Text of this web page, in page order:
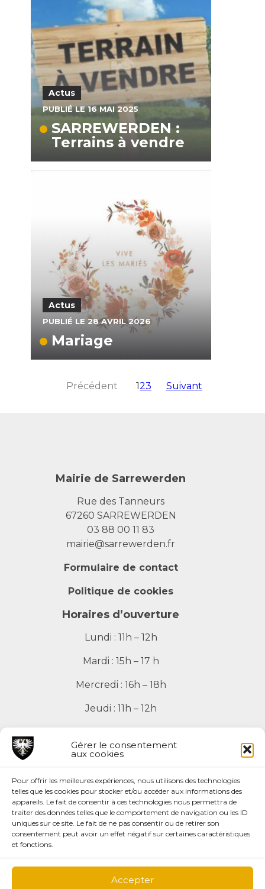
Gérer le consentement
aux cookies
Pour offrir les meilleures expériences, nous utilisons des technologies
telles que les cookies pour stocker et/ou accéder aux informations des
appareils. Le fait de consentir à ces technologies nous permettra de
traiter des données telles que le comportement de navigation ou les ID
uniques sur ce site. Le fait de ne pas consentir ou de retirer son
consentement peut avoir un effet négatif sur certaines caractéristiques
et fonctions.
Accepter
Actus
PUBLIÉ LE 16 MAI 2025
SARREWERDEN :
Terrains à vendre
Actus
PUBLIÉ LE 28 AVRIL 2026
Mariage
Précédent 123 Suivant
Mairie de Sarrewerden
Rue des Tanneurs
67260 SARREWERDEN
03 88 00 11 83
mairie@sarrewerden.fr
Formulaire de contact
Politique de cookies
Horaires d’ouverture
Lundi : 11h – 12h
Mardi : 15h – 17 h
Mercredi : 16h – 18h
Jeudi : 11h – 12h
Mentions légales
Plan du site
Page facebook
Création du site: